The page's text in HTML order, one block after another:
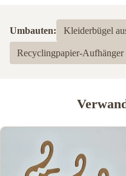
Umbauten: Kleiderbügel
Recyclingpapier-Aufhänger